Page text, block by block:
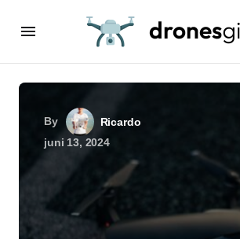
By
Ricardo
juni 13, 2024